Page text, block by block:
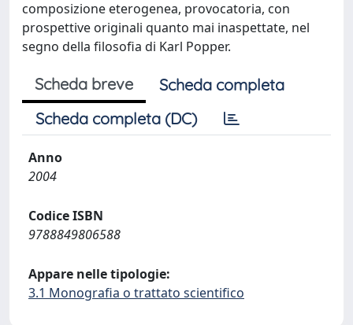
composizione eterogenea, provocatoria, con
prospettive originali quanto mai inaspettate, nel
segno della filosofia di Karl Popper.
Scheda breve
Scheda completa
Scheda completa (DC)
Anno
2004
Codice ISBN
9788849806588
Appare nelle tipologie:
3.1 Monografia o trattato scientifico